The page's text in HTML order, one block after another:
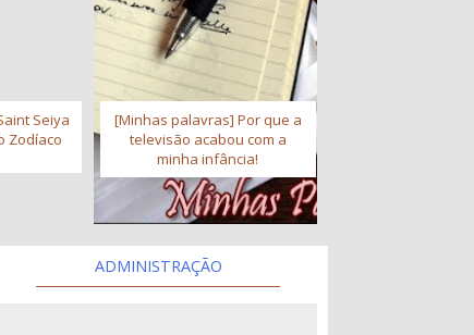
Seiya
Zodíaco
[Minhas palavras] Por que a
televisão acabou com a
minha infância!
ADMINISTRAÇÃO